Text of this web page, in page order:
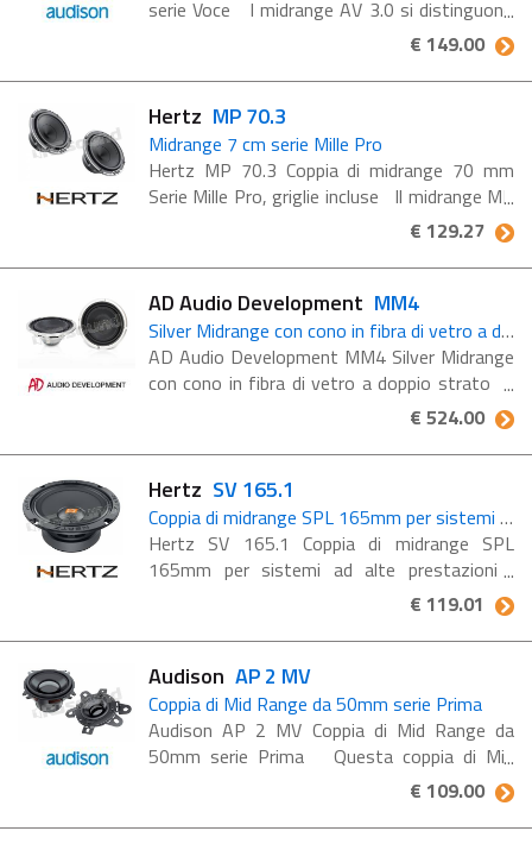
serie Voce I midrange AV 3.0 si distinguono
per l'impiego di un potente gruppo magnetico
al neodimio, che garantisce un'elevata
efficienza ...
€ 149.00
Hertz MP 70.3
Midrange 7 cm serie Mille Pro
Hertz MP 70.3 Coppia di midrange 70 mm
Serie Mille Pro, griglie incluse Il midrange MP
70.3 con doppio magnete in Neodimio interno
alla bobina produce una gamma media
ammaliante, perfetta ...
€ 129.27
AD Audio Development MM4
Silver Midrange con cono in fibra di vetro a doppio strato
AD Audio Development MM4 Silver Midrange
con cono in fibra di vetro a doppio strato I
midrange MM4 hanno una cupola rovesciata
da 10cm di diametro, unica al mondo, in
quanto il suo circuito ...
€ 524.00
Hertz SV 165.1
Coppia di midrange SPL 165mm per sistemi ad alte prestazioni
Hertz SV 165.1 Coppia di midrange SPL
165mm per sistemi ad alte prestazioni
Hertz SV 165.1 coppia di midrange 165mm,
con una potenza massima di 400W, per
realizzare sistemi ad alte prestazioni. SV ...
€ 119.01
Audison AP 2 MV
Coppia di Mid Range da 50mm serie Prima
Audison AP 2 MV Coppia di Mid Range da
50mm serie Prima Questa coppia di Mid
Range riproduce l'intera gamma delle
frequenze medie e alte ed è perfetto per le
auto ...
€ 109.00